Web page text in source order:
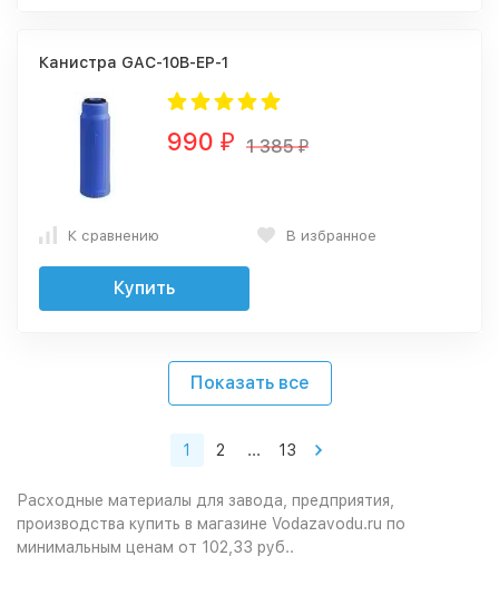
Канистра GAC-10B-EP-1
990 ₽ 1 385₽
К сравнению В избранное
Купить
Показать все
1 2 ... 13
Расходные материалы для завода, предприятия,
производства купить в магазине Vodazavodu.ru по
минимальным ценам от 102,33 руб..